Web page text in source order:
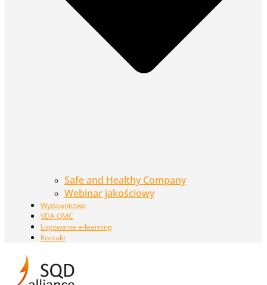
Safe and Healthy Company
Webinar jakościowy
Wydawnictwo
VDA QMC
Logowanie e-learning
Kontakt